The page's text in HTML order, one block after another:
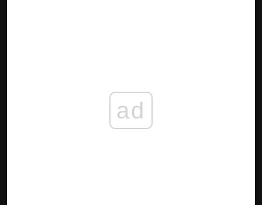
ad